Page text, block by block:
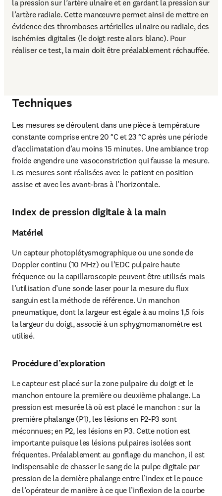
la pression sur l’artère ulnaire et en gardant la pression sur
l’artère radiale. Cette manœuvre permet ainsi de mettre en
évidence des thromboses artérielles ulnaire ou radiale, des
ischémies digitales (le doigt reste alors blanc). Pour
réaliser ce test, la main doit être préalablement réchauffée.
Techniques
Les mesures se déroulent dans une pièce à température
constante comprise entre 20 °C et 23 °C après une période
d’acclimatation d’au moins 15 minutes. Une ambiance trop
froide engendre une vasoconstriction qui fausse la mesure.
Les mesures sont réalisées avec le patient en position
assise et avec les avant-bras à l’horizontale.
Index de pression digitale à la main
Matériel
Un capteur photoplétysmographique ou une sonde de
Doppler continu (10 MHz) ou l’EDC pulpaire haute
fréquence ou la capillaroscopie peuvent être utilisés mais
l’utilisation d’une sonde laser pour la mesure du flux
sanguin est la méthode de référence. Un manchon
pneumatique, dont la largeur est égale à au moins 1,5 fois
la largeur du doigt, associé à un sphygmomanomètre est
utilisé.
Procédure d’exploration
Le capteur est placé sur la zone pulpaire du doigt et le
manchon entoure la première ou deuxième phalange. La
pression est mesurée là où est placé le manchon : sur la
première phalange (P1), les lésions en P2-P3 sont
méconnues; en P2, les lésions en P3. Cette notion est
importante puisque les lésions pulpaires isolées sont
fréquentes. Préalablement au gonflage du manchon, il est
indispensable de chasser le sang de la pulpe digitale par
pression de la dernière phalange entre l’index et le pouce
de l’opérateur de manière à ce que l’inflexion de la courbe